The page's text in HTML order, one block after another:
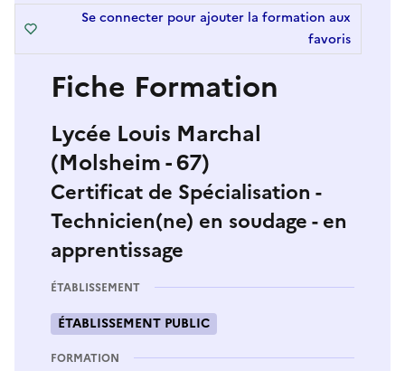
Fiche Formation
Lycée Louis Marchal
(Molsheim - 67)
Certificat de Spécialisation -
Technicien(ne) en soudage - en
apprentissage
Se connecter pour ajouter la formation aux
favoris
ÉTABLISSEMENT
ÉTABLISSEMENT PUBLIC
FORMATION